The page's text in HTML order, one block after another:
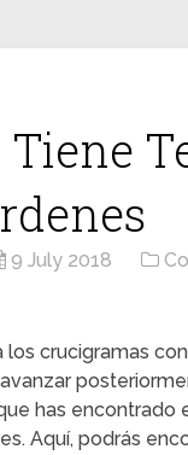
Tiene
9 July 2018
los crucigramas
has
Aquí, podrás